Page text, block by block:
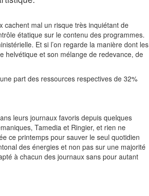
cachent mal un risque très inquiétant de
étatique sur le contenu des programmes.
Et si l’on regarde la manière dont les
helvétique et son mélange de redevance, de
part des ressources respectives de 32%
leurs journaux favoris depuis quelques
Tamedia et Ringier, et rien ne
ce printemps pour sauver le seul quotidien
des énergies et non pas sur une majorité
à chacun des journaux sans pour autant